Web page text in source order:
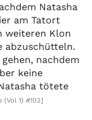
Natasha
am Tatort
weiteren Klon
abzuschütteln.
nachdem
keine
tötete
(Vol 1) #103]